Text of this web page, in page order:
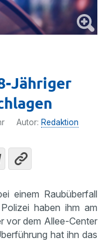
Jähriger
Autor: Redaktion
einem Raubüberfall
haben ihm am
vor dem Allee-Center
hat ihn das